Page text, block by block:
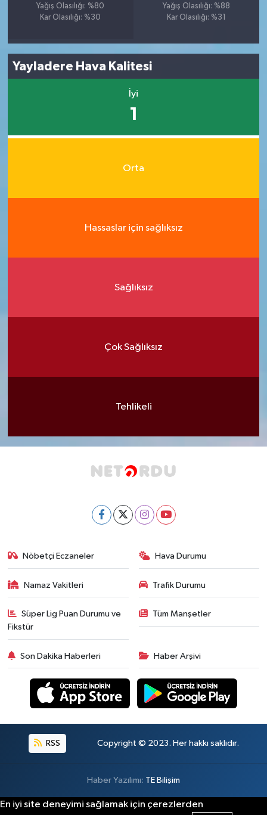
Yağış Olasılığı: %80
Kar Olasılığı: %30
Yağış Olasılığı: %88
Kar Olasılığı: %31
Yayladere Hava Kalitesi
İyi
1
Orta
Hassaslar için sağlıksız
Sağlıksız
Çok Sağlıksız
Tehlikeli
Nöbetçi Eczaneler Hava Durumu
Namaz Vakitleri Trafik Durumu
Süper Lig Puan Durumu ve
Fikstür
Tüm Manşetler
Son Dakika Haberleri Haber Arşivi
RSS Copyright © 2023. Her hakkı saklıdır.
Haber Yazılımı: TE Bilişim
En iyi site deneyimi sağlamak için çerezlerden